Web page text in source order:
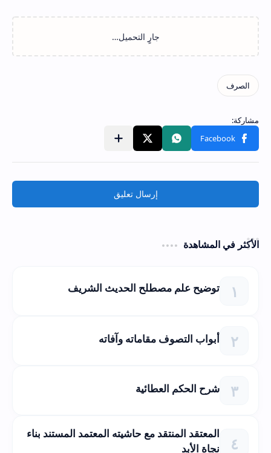
إرسال تعليق
الأكثر في المشاهدة
توضيح علم مصطلح الحديث الشريف
أبواب التصوف مقاماته وآفاته
شرح الحكم العطائية
المعتقد المنتقد مع حاشيته المعتمد المستند بناء
نجاة الأبد